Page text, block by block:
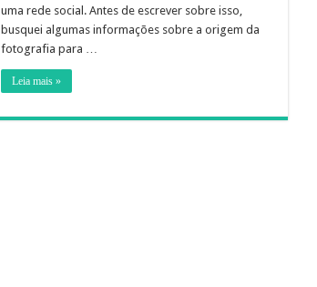
uma rede social. Antes de escrever sobre isso,
busquei algumas informações sobre a origem da
fotografia para …
Leia mais »